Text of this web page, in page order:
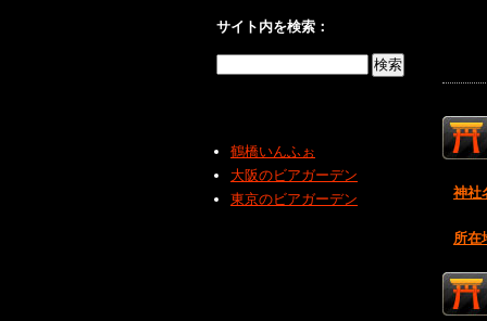
神社
所在
サイト内を検索：
鶴橋いんふぉ
大阪のビアガーデン
東京のビアガーデン